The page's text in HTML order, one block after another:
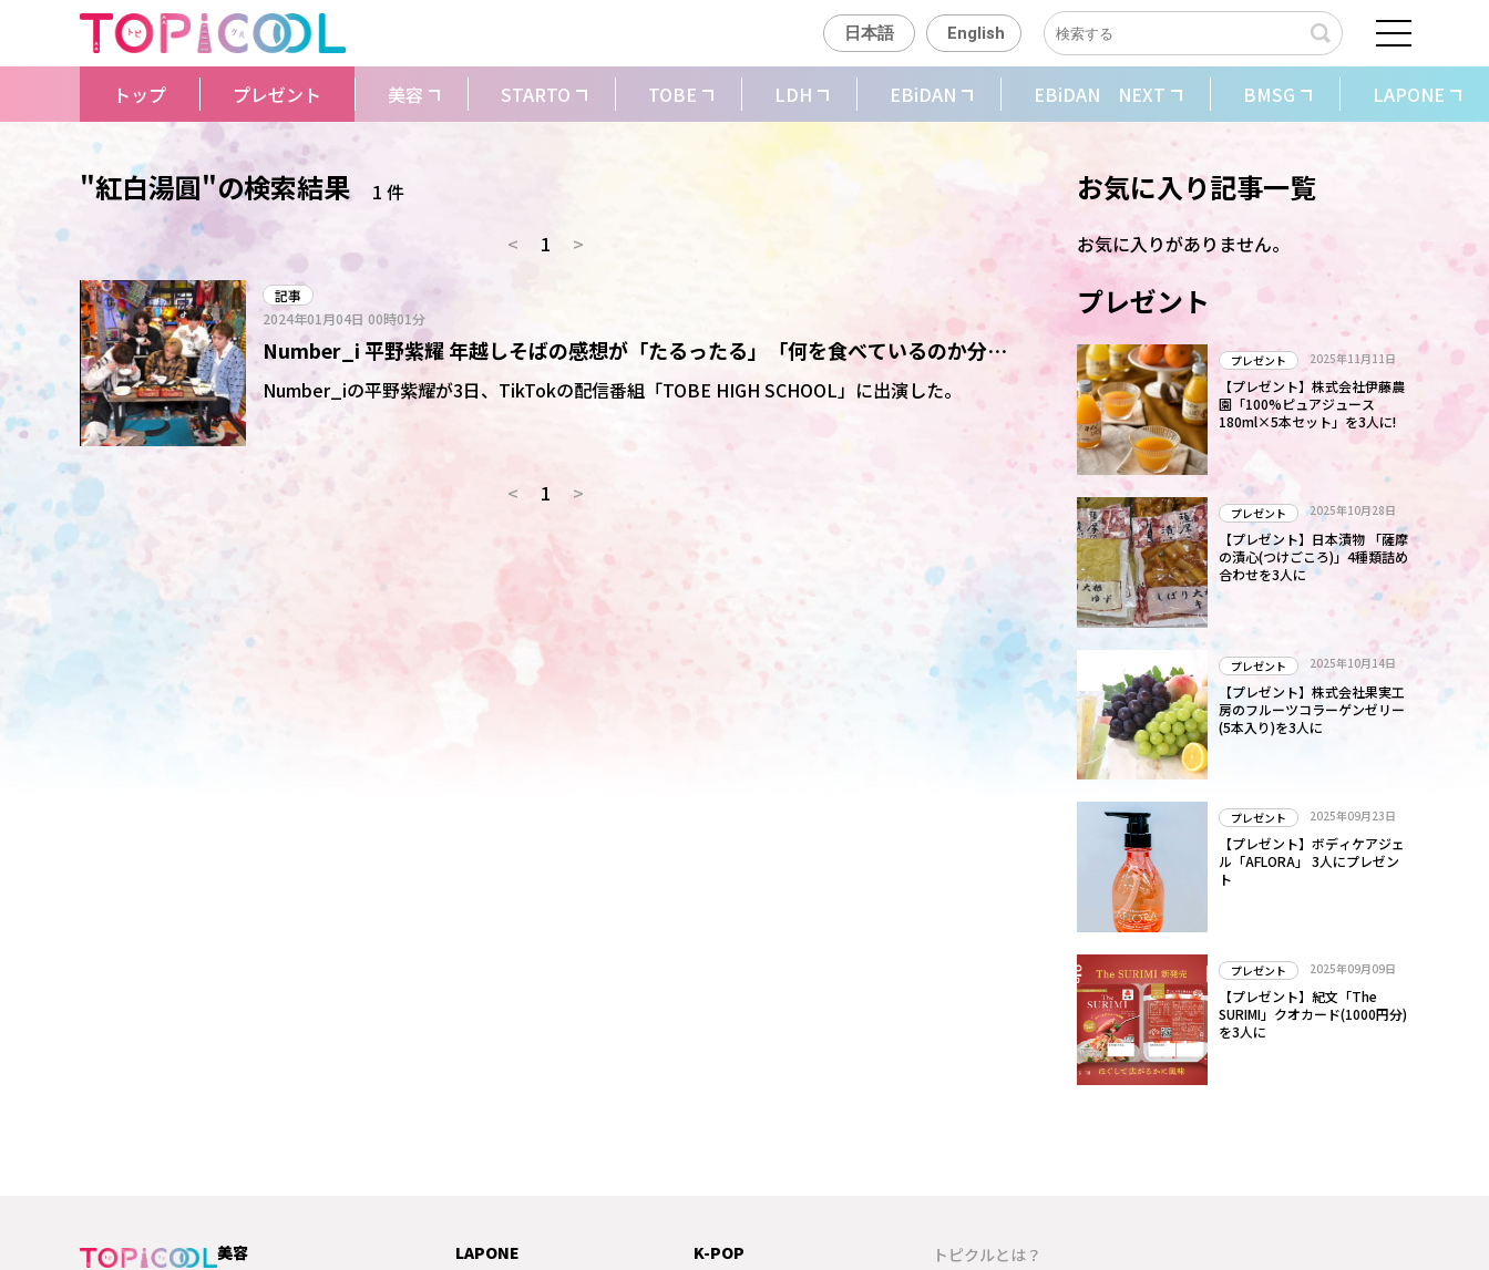
日本語 English
トップ プレゼント 美容 STARTO TOBE LDH EBiDAN EBiDAN NEXT BMSG LAPONE
"紅白湯圓"の検索結果
1 件
<
1 >
記事
2024年01月04日 00時01分
Number_i 平野紫耀 年越しそばの感想が「たるったる」「何を食べているのか分か
らない」その理由は…
Number_iの平野紫耀が3日、TikTokの配信番組「TOBE HIGH SCHOOL」に出演した。
< 1 >
お気に入り記事一覧
お気に入りがありません。
プレゼント
プレゼント 2025年11月11日
【プレゼント】株式会社伊藤農
園「100%ピュアジュース
180ml×5本セット」を3人に!
プレゼント 2025年10月28日
【プレゼント】日本漬物 「薩摩
の漬心(つけごころ)」4種類詰め
合わせを3人に
プレゼント 2025年10月14日
【プレゼント】株式会社果実工
房のフルーツコラーゲンゼリー
(5本入り)を3人に
プレゼント 2025年09月23日
【プレゼント】ボディケアジェ
ル「AFLORA」 3人にプレゼン
ト
プレゼント 2025年09月09日
【プレゼント】紀文「The
SURIMI」クオカード(1000円分)
を3人に
美容
LAPONE
K-POP
トピクルとは？